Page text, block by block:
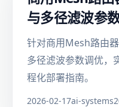
与多径滤波参
针对商用Mesh路由
多径滤波参数调优，
程化部署指南。
2026-02-17ai-systems